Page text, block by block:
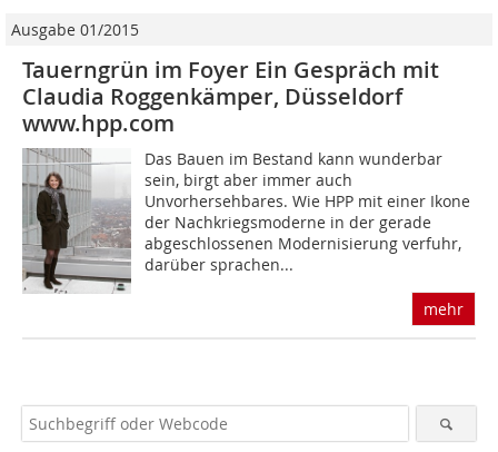
Ausgabe 01/2015
Tauerngrün im Foyer Ein Gespräch mit
Claudia Roggenkämper, Düsseldorf
www.hpp.com
Das Bauen im Bestand kann wunderbar
sein, birgt aber immer auch
Unvorhersehbares. Wie HPP mit einer Ikone
der Nachkriegsmoderne in der gerade
abgeschlossenen Modernisierung verfuhr,
darüber sprachen...
mehr